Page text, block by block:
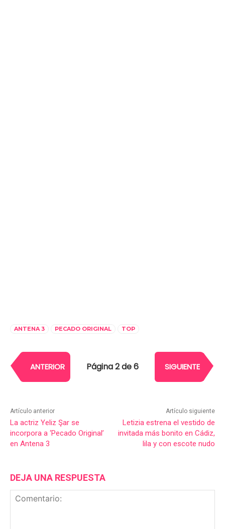
ANTENA 3 PECADO ORIGINAL TOP
ANTERIOR Página 2 de 6 SIGUIENTE
Artículo anterior
La actriz Yeliz Şar se
incorpora a ‘Pecado Original’
en Antena 3
Artículo siguiente
Letizia estrena el vestido de
invitada más bonito en Cádiz,
lila y con escote nudo
DEJA UNA RESPUESTA